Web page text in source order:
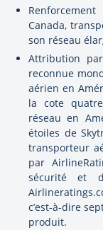
Canada,
son réseau
Attribution
reconnue
aérien en
la cote
réseau en
étoiles de
transporteur
par
sécurité et
c’est-à-dire
produit.